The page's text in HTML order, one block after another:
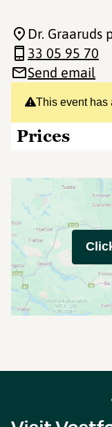
This event has
Prices
Dr. Graaruds
33 05 95 70
Send email